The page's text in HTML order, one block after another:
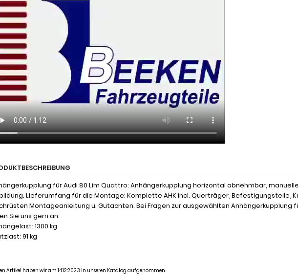
für Audi 80 Lim Quattro: Anhängerkupplung horizontal abnehmbar,
Lieferumfang für die Montage: Komplette AHK incl. Querträger, Befestigungsteile,
Montageanleitung u. Gutachten. Bei Fragen zur ausgewählten Anhängerkupplung
Sie uns gern an.
1300 kg
91 kg
Artikel haben wir am 14.12.2023 in unseren Katalog aufgenommen.